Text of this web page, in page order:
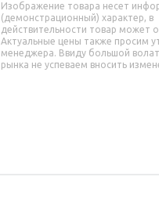
Изображение товара несет
(демонстрационный) характер, в
действительности товар может
Актуальные цены также просим
менеджера. Ввиду большой
рынка не успеваем вносить